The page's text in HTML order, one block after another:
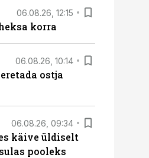
06.08.26, 12:15
korra
06.08.26, 10:14
ostja
06.08.26, 09:34
käive üldiselt
pooleks